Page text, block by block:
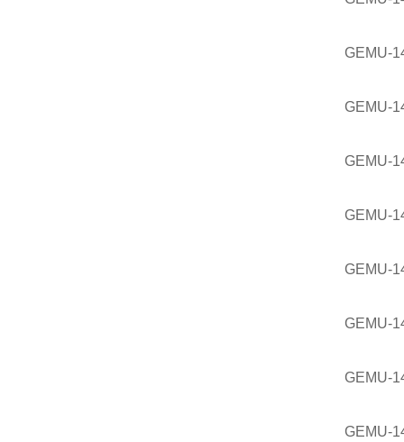
GEMU-
GEMU-
GEMU-
GEMU-
GEMU-
GEMU-
GEMU-
GEMU-